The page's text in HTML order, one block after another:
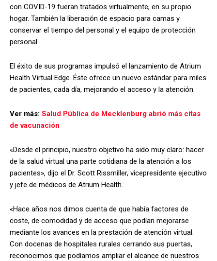
con COVID-19 fueran tratados virtualmente, en su propio
hogar. También la liberación de espacio para camas y
conservar el tiempo del personal y el equipo de protección
personal.
El éxito de sus programas impulsó el lanzamiento de Atrium
Health Virtual Edge. Éste ofrece un nuevo estándar para miles
de pacientes, cada día, mejorando el acceso y la atención.
Ver más: Salud Pública de Mecklenburg abrió más citas
de vacunación
«Desde el principio, nuestro objetivo ha sido muy claro: hacer
de la salud virtual una parte cotidiana de la atención a los
pacientes», dijo el Dr. Scott Rissmiller, vicepresidente ejecutivo
y jefe de médicos de Atrium Health.
«Hace años nos dimos cuenta de que había factores de
coste, de comodidad y de acceso que podían mejorarse
mediante los avances en la prestación de atención virtual.
Con docenas de hospitales rurales cerrando sus puertas,
reconocimos que podíamos ampliar el alcance de nuestros